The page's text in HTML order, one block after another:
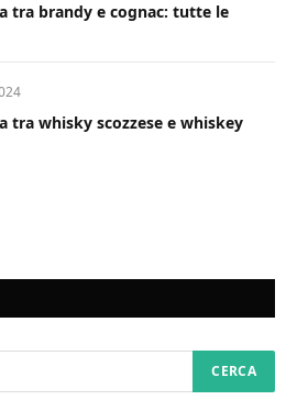
tra brandy e cognac: tutte le
tra whisky scozzese e whiskey